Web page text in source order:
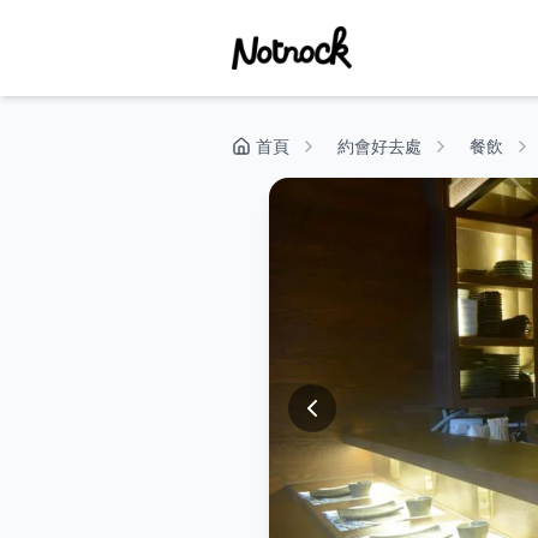
首頁 約會好去處 餐飲